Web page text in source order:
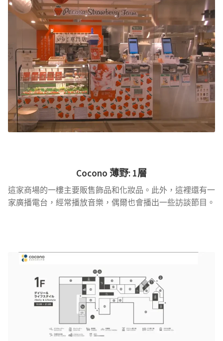
Cocono 薄野: 1層
這家商場的一樓主要販售飾品和化妝品。此外，這裡還有一
家廣播電台，經常播放音樂，偶爾也會播出一些訪談節目。